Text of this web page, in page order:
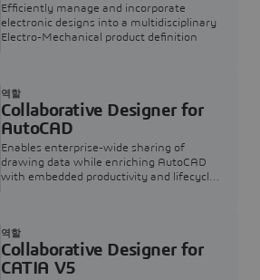
Efficiently manage and incorporate
electronic designs into a multidisciplinary
Electro-Mechanical product definition
Collaborative Designer for
AutoCAD
Enables enterprise-wide sharing of
drawing data while enriching AutoCAD
with embedded productivity and lifecycle
역할
Collaborative Designer for
CATIA V5
역할